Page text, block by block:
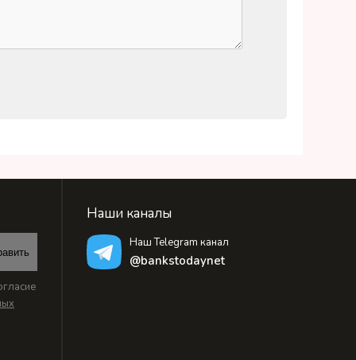
Наши каналы
Наш Telegram канал
@bankstodaynet